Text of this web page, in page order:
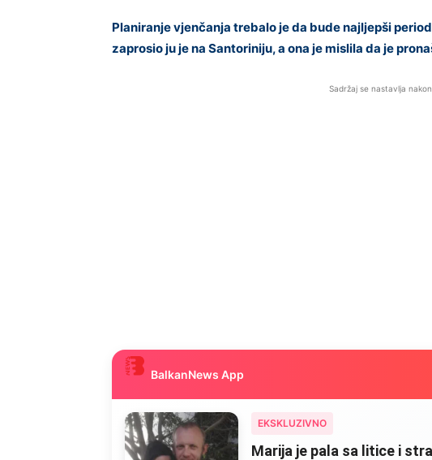
Planiranje vjenčanja trebalo je da bude najljepši
zaprosio ju je na Santoriniju, a ona je mislila da je
Sadržaj se nastavlja
BalkanNews App
EKSKLUZIVNO
Marija je pala sa litice i